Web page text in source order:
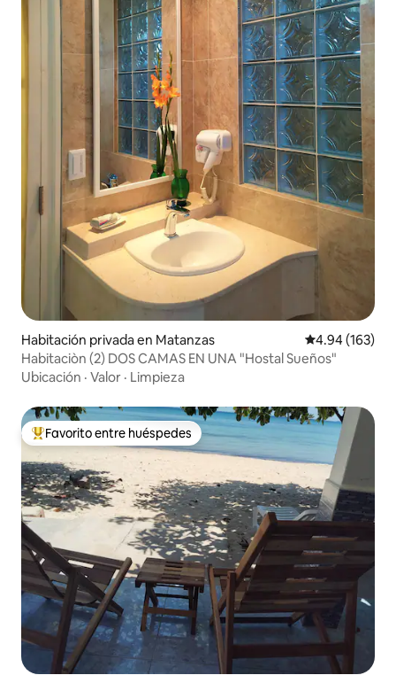
Habitación privada en Matanzas Calificación
4.94 (163)
Habitaciòn (2) DOS CAMAS EN UNA "Hostal Sueños"
Ubicación · Valor · Limpieza
De los mejores en Favorito entre huéspedes
Favorito entre huéspedes